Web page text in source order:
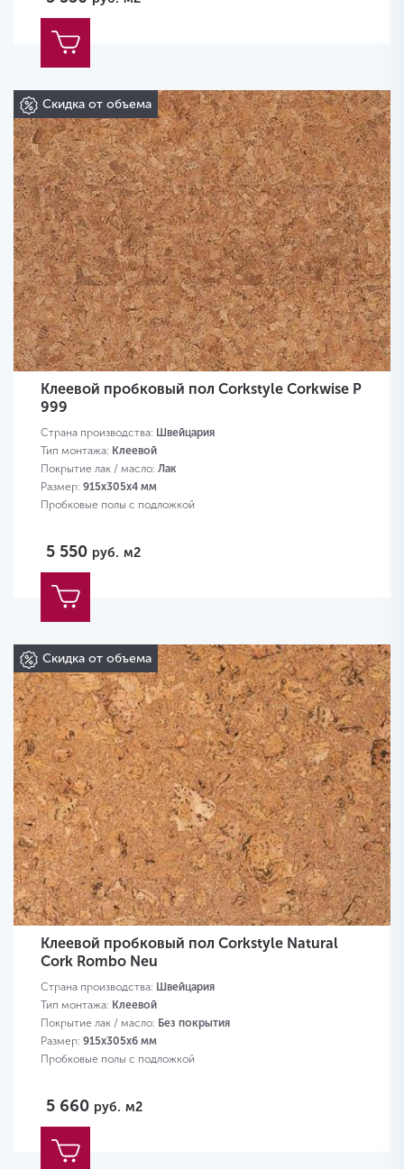
Скидка от объема
Клеевой пробковый пол Corkstyle Corkwise P
999
Страна производства: Швейцария
Тип монтажа: Клеевой
Покрытие лак / масло: Лак
Размер: 915х305х4 мм
Пробковые полы с подложкой
5 550 руб. м2
Скидка от объема
Клеевой пробковый пол Corkstyle Natural
Cork Rombo Neu
Страна производства: Швейцария
Тип монтажа: Клеевой
Покрытие лак / масло: Без покрытия
Размер: 915х305х6 мм
Пробковые полы с подложкой
5 660 руб. м2